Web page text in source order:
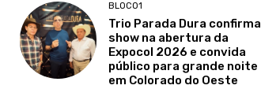
BLOCO1
Trio Parada Dura confirma
show na abertura da
Expocol 2026 e convida
público para grande noite
em Colorado do Oeste